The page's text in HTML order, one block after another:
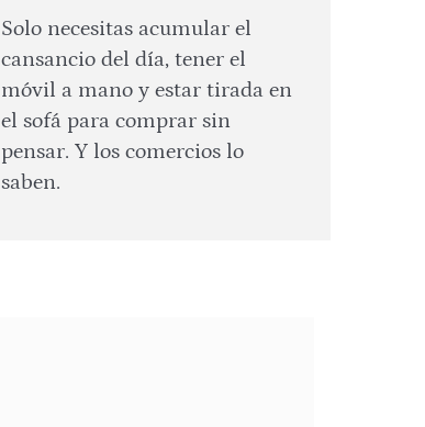
Solo necesitas acumular el
cansancio del día, tener el
móvil a mano y estar tirada en
el sofá para comprar sin
pensar. Y los comercios lo
saben.